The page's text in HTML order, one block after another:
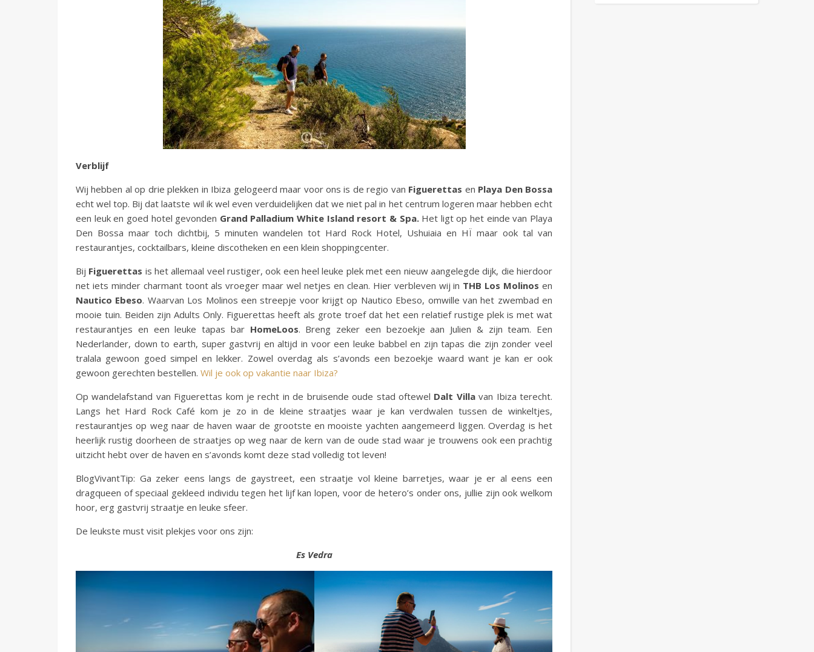
Verblijf
Wij hebben al op drie plekken in Ibiza gelogeerd maar voor ons is de regio van Figuerettas en Playa Den Bossa
echt wel top. Bij dat laatste wil ik wel even verduidelijken dat we niet pal in het centrum logeren maar hebben echt
een leuk en goed hotel gevonden Grand Palladium White Island resort & Spa.Het ligt op het einde van Playa
Den Bossa maar toch dichtbij, 5 minuten wandelen tot Hard Rock Hotel, Ushuiaia en HÏ maar ook tal van
restaurantjes, cocktailbars, kleine discotheken en een klein shoppingcenter.
Bij Figuerettas is het allemaal veel rustiger, ook een heel leuke plek met een nieuw aangelegde dijk, die hierdoor
net iets minder charmant toont als vroeger maar wel netjes en clean. Hier verbleven wij in THB Los Molinos en
Nautico Ebeso. Waarvan Los Molinos een streepje voor krijgt op Nautico Ebeso, omwille van het zwembad en
mooie tuin. Beiden zijn Adults Only. Figuerettas heeft als grote troef dat het een relatief rustige plek is met wat
restaurantjes en een leuke tapas bar HomeLoos. Breng zeker een bezoekje aan Julien & zijn team. Een
Nederlander, down to earth, super gastvrij en altijd in voor een leuke babbel en zijn tapas die zijn zonder veel
tralala gewoon goed simpel en lekker. Zowel overdag als s’avonds een bezoekje waard want je kan er ook
gewoon gerechten bestellen. Wil je ook op vakantie naar Ibiza?
Op wandelafstand van Figuerettas kom je recht in de bruisende oude stad oftewel Dalt Villavan Ibiza terecht.
Langs het Hard Rock Café kom je zo in de kleine straatjes waar je kan verdwalen tussen de winkeltjes,
restaurantjes op weg naar de haven waar de grootste en mooiste yachten aangemeerd liggen. Overdag is het
heerlijk rustig doorheen de straatjes op weg naar de kern van de oude stad waar je trouwens ook een prachtig
uitzicht hebt over de haven en s’avonds komt deze stad volledig tot leven!
BlogVivantTip: Ga zeker eens langs de gaystreet, een straatje vol kleine barretjes, waar je er al eens een
dragqueen of speciaal gekleed individu tegen het lijf kan lopen, voor de hetero’s onder ons, jullie zijn ook welkom
hoor, erg gastvrij straatje en leuke sfeer.
De leukste must visit plekjes voor ons zijn:
Es Vedra